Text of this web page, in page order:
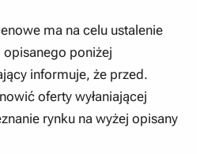
ma na celu ustalenie
poniżej
informuje, że przed.
oferty wyłaniającej
rynku na wyżej opisany